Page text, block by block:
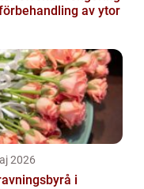
av ytor
2026
i